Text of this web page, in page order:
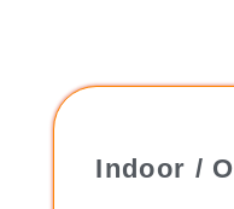
Indoor /